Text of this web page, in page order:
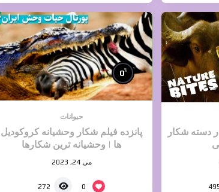
دسته شکار
0%
حیوانات
پانزده فیلم شکار وحشیانه کروکودیل
ها | وحشیانه ترین شکارها
می 24, 2023
0
272